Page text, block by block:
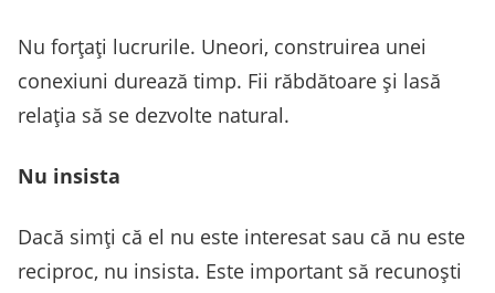
Nu forțați lucrurile. Uneori, construirea unei
conexiuni durează timp. Fii răbdătoare și lasă
relația să se dezvolte natural.
Nu insista
Dacă simți că el nu este interesat sau că nu este
reciproc, nu insista. Este important să recunoști